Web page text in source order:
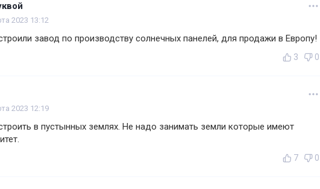
2023 13:12
завод по производству солнечных панелей, для продажи в Европу!
3 0
2023 12:19
в пустынных землях. Не надо занимать земли которые имеют
7 0